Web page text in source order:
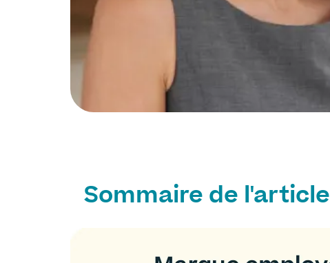
Sommaire de l'article